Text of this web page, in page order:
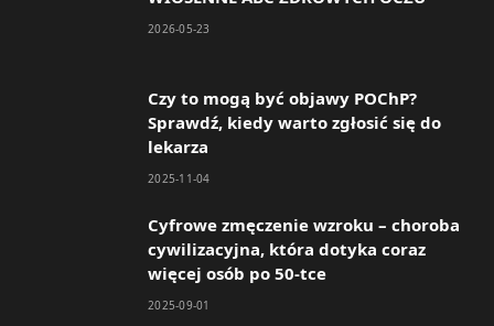
k
a
2026-05-23
Czy to mogą być objawy POChP?
Sprawdź, kiedy warto zgłosić się do
lekarza
2025-11-04
Cyfrowe zmęczenie wzroku – choroba
cywilizacyjna, która dotyka coraz
więcej osób po 50-tce
2025-09-01